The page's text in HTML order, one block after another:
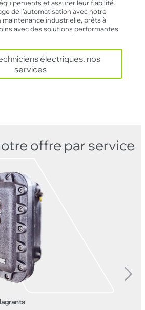
et assurer leur fiabilité.
de l’automatisation avec notre
maintenance industrielle, prêts à
avec des solutions performantes
électriques, nos
services
offre par service